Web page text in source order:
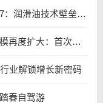
2、从 API SP 到 SQ，从 GF-6 到 GF-7：润滑油技术壁垒再升高，你准备好了吗？
3、2025年Automechanika Shanghai规模再度扩大：首次启用国家会展中心（上海）全部15个展馆
业解锁增长新密码​
春自驾游